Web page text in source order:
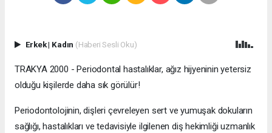
Erkek| Kadın (Haberi Sesli Oku)
TRAKYA 2000 - Periodontal hastalıklar, ağız hijyeninin yetersiz
olduğu kişilerde daha sık görülür!
Periodontolojinin, dişleri çevreleyen sert ve yumuşak dokuların
sağlığı, hastalıkları ve tedavisiyle ilgilenen diş hekimliği uzmanlık